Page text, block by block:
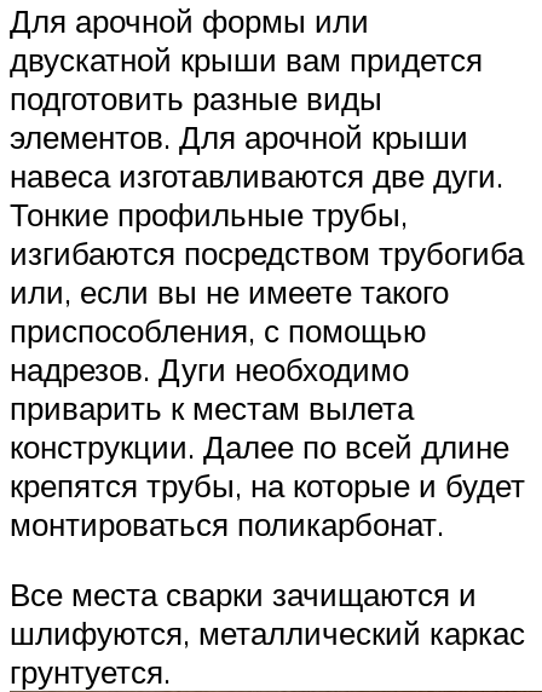
Для арочной формы или
двускатной крыши вам придется
подготовить разные виды
элементов. Для арочной крыши
навеса изготавливаются две дуги.
Тонкие профильные трубы,
изгибаются посредством трубогиба
или, если вы не имеете такого
приспособления, с помощью
надрезов. Дуги необходимо
приварить к местам вылета
конструкции. Далее по всей длине
крепятся трубы, на которые и будет
монтироваться поликарбонат.
Все места сварки зачищаются и
шлифуются, металлический каркас
грунтуется.